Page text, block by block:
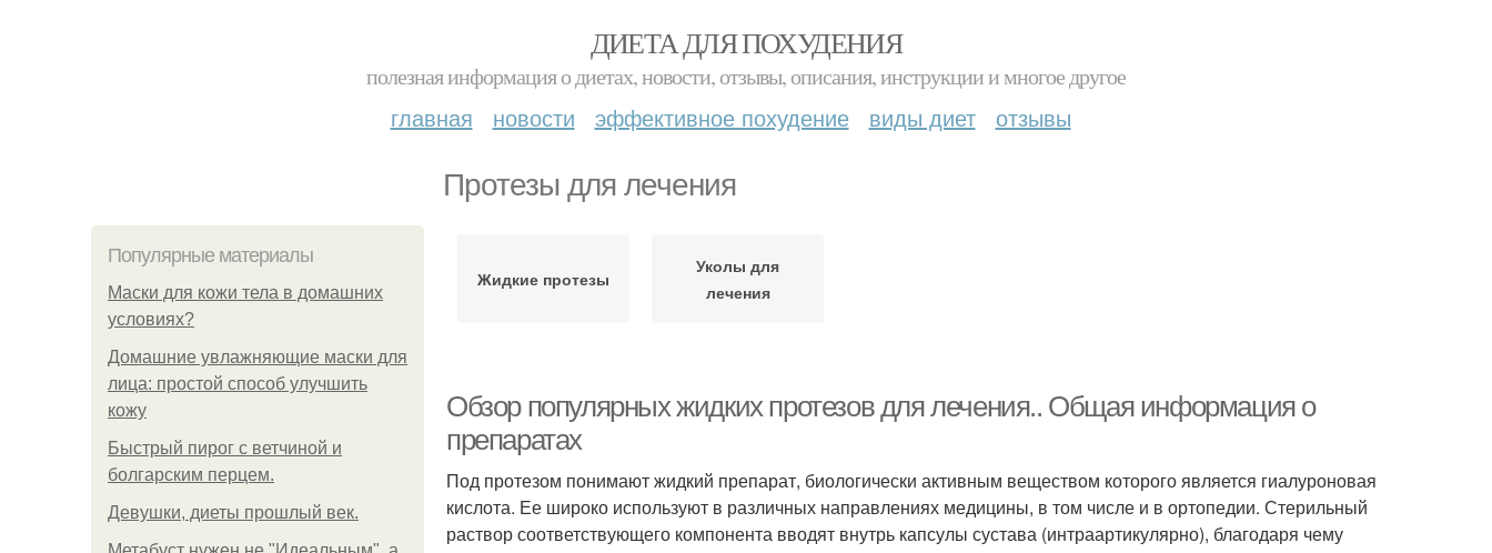
ДИЕТА ДЛЯ ПОХУДЕНИЯ
полезная информация о диетах, новости, отзывы, описания, инструкции и многое другое
главная новости эффективное похудение виды диет отзывы
Протезы для лечения
Популярные материалы
Маски для кожи тела в домашних
условиях?
Домашние увлажняющие маски для
лица: простой способ улучшить
кожу
Быстрый пирог с ветчиной и
болгарским перцем.
Девушки, диеты прошлый век.
Жидкие протезы
Уколы для
лечения
Обзор популярных жидких протезов для лечения.. Общая информация о
препаратах
Под протезом понимают жидкий препарат, биологически активным веществом которого является гиалуроновая
кислота. Ее широко используют в различных направлениях медицины, в том числе и в ортопедии. Стерильный
раствор соответствующего компонента вводят внутрь капсулы сустава (интраартикулярно), благодаря чему